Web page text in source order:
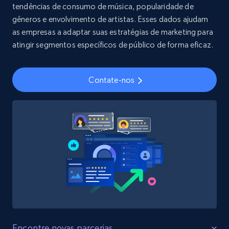
Youtube - Videos posts
URL, Title, Youtuber, Youtuber md5, Video url,
Video length, Likes, Views, and more.
716+
Amazon Reviews
URL, Product name, Product rating, Product
rating object, Product rating max, Rating,
eCommerce
tendências de consumo de música, popularidade de
gêneros e envolvimento de artistas. Esses dados ajudam
as empresas a adaptar suas estratégias de marketing para
atingir segmentos específicos de público de forma eficaz.
Contate-nos